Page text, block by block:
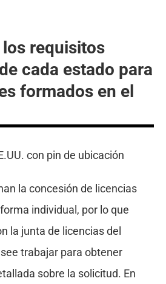
los requisitos
cada estado para
formados en el
la concesión de licencias
individual, por lo que
la junta de licencias del
trabajar para obtener
sobre la solicitud. En